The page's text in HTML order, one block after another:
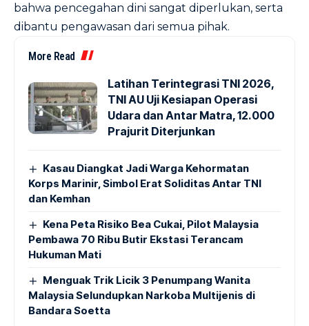
bahwa pencegahan dini sangat diperlukan, serta
dibantu pengawasan dari semua pihak.
More Read
Latihan Terintegrasi TNI 2026,
TNI AU Uji Kesiapan Operasi
Udara dan Antar Matra, 12.000
Prajurit Diterjunkan
Kasau Diangkat Jadi Warga Kehormatan
Korps Marinir, Simbol Erat Soliditas Antar TNI
dan Kemhan
Kena Peta Risiko Bea Cukai, Pilot Malaysia
Pembawa 70 Ribu Butir Ekstasi Terancam
Hukuman Mati
Menguak Trik Licik 3 Penumpang Wanita
Malaysia Selundupkan Narkoba Multijenis di
Bandara Soetta